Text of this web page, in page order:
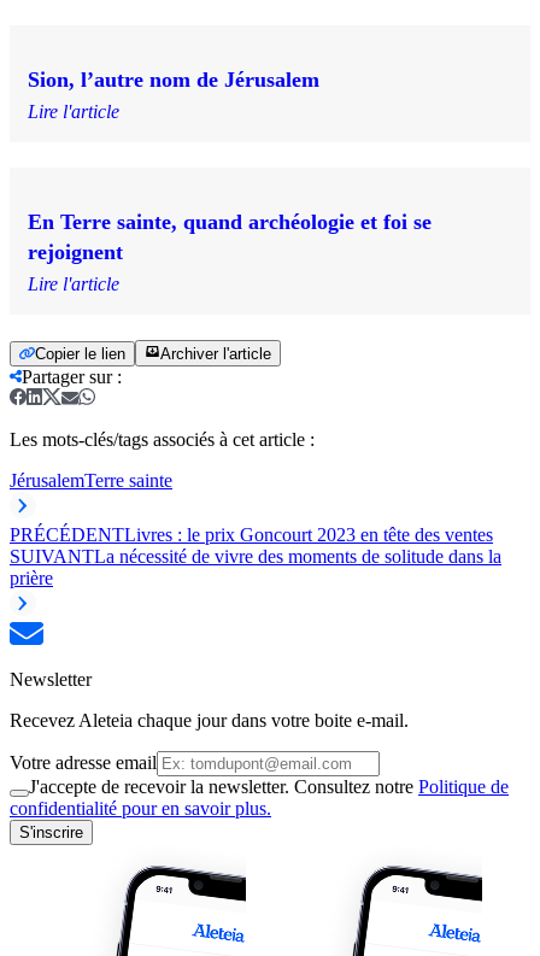
Sion, l’autre nom de Jérusalem
Lire l'article
En Terre sainte, quand archéologie et foi se
rejoignent
Lire l'article
Copier le lien Archiver l'article
Partager sur:
Les mots-clés/tags associés à cet article :
JérusalemTerre sainte
PRÉCÉDENTLivres : le prix Goncourt 2023 en tête des ventes
SUIVANTLa nécessité de vivre des moments de solitude dans la
prière
Newsletter
Recevez Aleteia chaque jour dans votre boite e-mail.
Votre adresse email
J'accepte de recevoir la newsletter. Consultez notre Politique de
confidentialité pour en savoir plus.
S'inscrire